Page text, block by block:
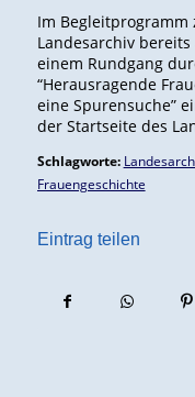
Im
Landesarchiv bereits
einem Rundgang
“Herausragende
eine Spurensuche”
der Startseite des
Schlagworte:
Frauengeschichte
Eintrag teilen